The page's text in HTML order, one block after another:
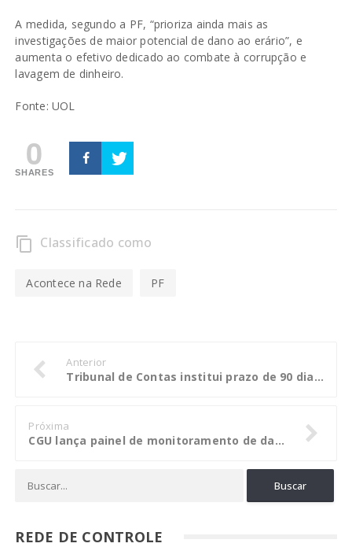
A medida, segundo a PF, “prioriza ainda mais as
investigações de maior potencial de dano ao erário”, e
aumenta o efetivo dedicado ao combate à corrupção e
lavagem de dinheiro.
Fonte: UOL
0
SHARES
content_copy Classificado como
Acontece na Rede PF
Anterior
Tribunal de Contas institui prazo de 90 dias para criação ou aumento de tributos
Próxima
CGU lança painel de monitoramento de dados abertos do Governo Federal
REDE DE CONTROLE